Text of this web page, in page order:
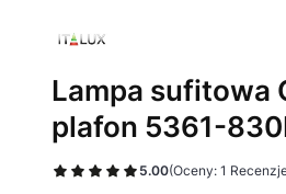
Lampa sufitowa
plafon 5361-
5.00(Oceny: 1